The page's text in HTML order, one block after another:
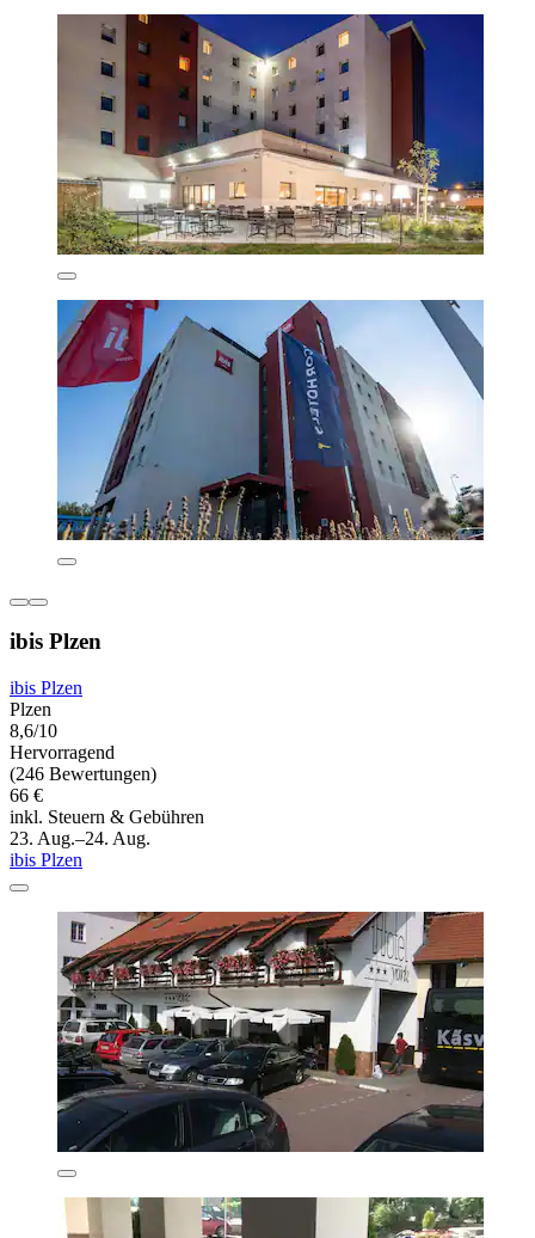
ibis Plzen
ibis Plzen
Plzen
8,6/10
Hervorragend
(246 Bewertungen)
66 €
inkl. Steuern & Gebühren
23. Aug.–24. Aug.
ibis Plzen